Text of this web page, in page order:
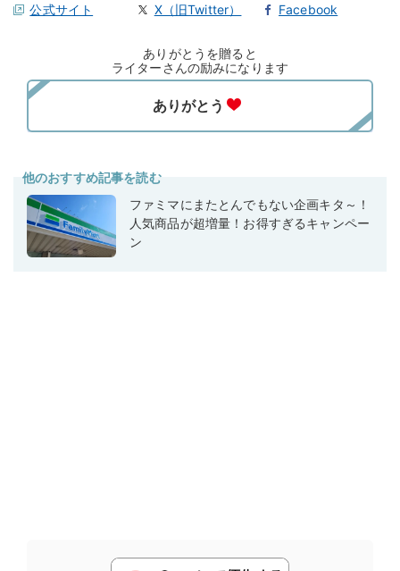
公式サイト X（旧Twitter） Facebook
ありがとうを贈ると
ライターさんの励みになります
他のおすすめ記事を読む
ファミマにまたとんでもない企画キタ～！
人気商品が超増量！お得すぎるキャンペー
ン